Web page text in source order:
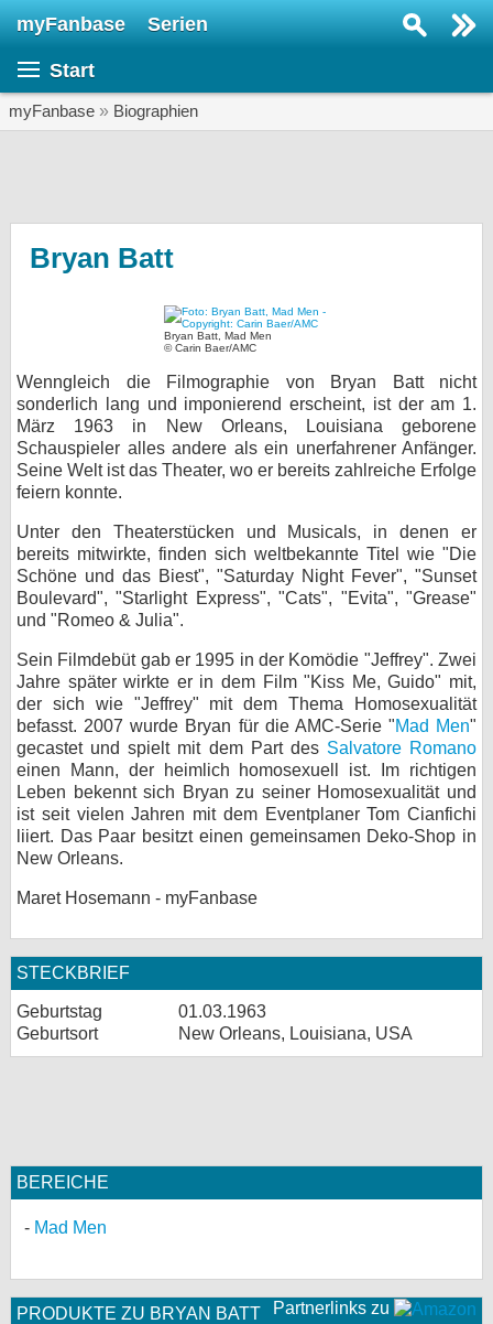
myFanbase Serien
Start
myFanbase » Biographien
Bryan Batt
Bryan Batt, Mad Men
© Carin Baer/AMC
Wenngleich die Filmographie von Bryan Batt nicht
sonderlich lang und imponierend erscheint, ist der am 1.
März 1963 in New Orleans, Louisiana geborene
Schauspieler alles andere als ein unerfahrener Anfänger.
Seine Welt ist das Theater, wo er bereits zahlreiche Erfolge
feiern konnte.
Unter den Theaterstücken und Musicals, in denen er
bereits mitwirkte, finden sich weltbekannte Titel wie "Die
Schöne und das Biest", "Saturday Night Fever", "Sunset
Boulevard", "Starlight Express", "Cats", "Evita", "Grease"
und "Romeo & Julia".
Sein Filmdebüt gab er 1995 in der Komödie "Jeffrey". Zwei
Jahre später wirkte er in dem Film "Kiss Me, Guido" mit,
der sich wie "Jeffrey" mit dem Thema Homosexualität
befasst. 2007 wurde Bryan für die AMC-Serie "Mad Men"
gecastet und spielt mit dem Part des Salvatore Romano
einen Mann, der heimlich homosexuell ist. Im richtigen
Leben bekennt sich Bryan zu seiner Homosexualität und
ist seit vielen Jahren mit dem Eventplaner Tom Cianfichi
liiert. Das Paar besitzt einen gemeinsamen Deko-Shop in
New Orleans.
Maret Hosemann - myFanbase
STECKBRIEF
Geburtstag
01.03.1963
Geburtsort
New Orleans, Louisiana, USA
BEREICHE
Mad Men
Partnerlinks zu
PRODUKTE ZU BRYAN BATT
KULTUR
Specials
SERVICE
Gewinnspiele
Forum
bei X
bei Facebook
Nutzungsbedingungen
Datenschutz
Cookie-Einstellungen
Impressum
myFanbase